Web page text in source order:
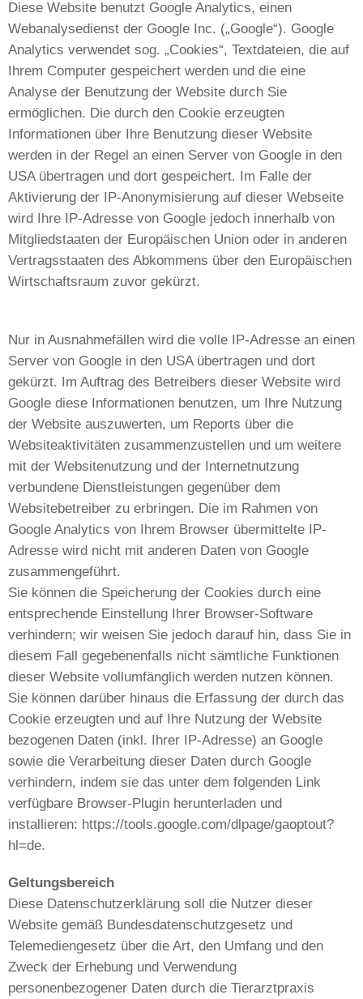
Diese Website benutzt Google Analytics, einen
Webanalysedienst der Google Inc. („Google“). Google
Analytics verwendet sog. „Cookies“, Textdateien, die auf
Ihrem Computer gespeichert werden und die eine
Analyse der Benutzung der Website durch Sie
ermöglichen. Die durch den Cookie erzeugten
Informationen über Ihre Benutzung dieser Website
werden in der Regel an einen Server von Google in den
USA übertragen und dort gespeichert. Im Falle der
Aktivierung der IP-Anonymisierung auf dieser Webseite
wird Ihre IP-Adresse von Google jedoch innerhalb von
Mitgliedstaaten der Europäischen Union oder in anderen
Vertragsstaaten des Abkommens über den Europäischen
Wirtschaftsraum zuvor gekürzt.
Nur in Ausnahmefällen wird die volle IP-Adresse an einen
Server von Google in den USA übertragen und dort
gekürzt. Im Auftrag des Betreibers dieser Website wird
Google diese Informationen benutzen, um Ihre Nutzung
der Website auszuwerten, um Reports über die
Websiteaktivitäten zusammenzustellen und um weitere
mit der Websitenutzung und der Internetnutzung
verbundene Dienstleistungen gegenüber dem
Websitebetreiber zu erbringen. Die im Rahmen von
Google Analytics von Ihrem Browser übermittelte IP-
Adresse wird nicht mit anderen Daten von Google
zusammengeführt.
Sie können die Speicherung der Cookies durch eine
entsprechende Einstellung Ihrer Browser-Software
verhindern; wir weisen Sie jedoch darauf hin, dass Sie in
diesem Fall gegebenenfalls nicht sämtliche Funktionen
dieser Website vollumfänglich werden nutzen können.
Sie können darüber hinaus die Erfassung der durch das
Cookie erzeugten und auf Ihre Nutzung der Website
bezogenen Daten (inkl. Ihrer IP-Adresse) an Google
sowie die Verarbeitung dieser Daten durch Google
verhindern, indem sie das unter dem folgenden Link
verfügbare Browser-Plugin herunterladen und
installieren: https://tools.google.com/dlpage/gaoptout?
hl=de.
Geltungsbereich
Diese Datenschutzerklärung soll die Nutzer dieser
Website gemäß Bundesdatenschutzgesetz und
Telemediengesetz über die Art, den Umfang und den
Zweck der Erhebung und Verwendung
personenbezogener Daten durch die Tierarztpraxis